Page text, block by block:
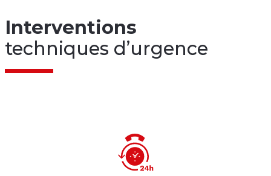
Interventions
techniques d’urgence